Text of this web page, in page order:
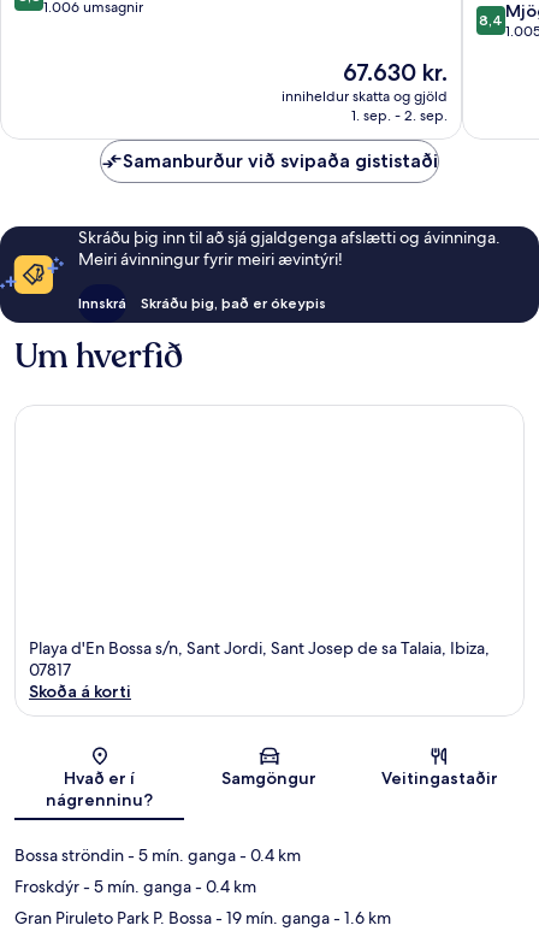
Opening
Talaia
af
1.006 umsagnir
Verðið
67.630 kr.
67.630 kr.
inniheldur skatta og gjöld
1. sep. - 2. sep.
Club
sa
8.4
af
8,4
Samanburður við svipaða gististaði
Skráðu þig inn til að sjá gjaldgenga afslætti og ávinninga.
Meiri ávinningur fyrir meiri ævintýri!
Innskrá Skráðu þig, það er ókeypis
Um hverfið
Playa d'En Bossa s/n, Sant Jordi, Sant Josep de sa Talaia, Ibiza,
07817
Skoða á korti
Hvað er í
nágrenninu?
Samgöngur Veitingastaðir
Bossa ströndin- 5 mín. ganga- 0.4 km
Froskdýr- 5 mín. ganga- 0.4 km
Gran Piruleto Park P. Bossa- 19 mín. ganga- 1.6 km